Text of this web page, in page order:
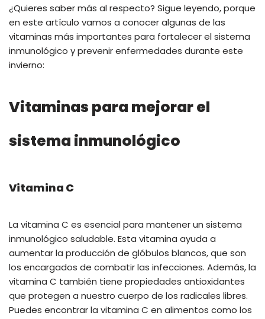
¿Quieres saber más al respecto? Sigue leyendo, porque
en este artículo vamos a conocer algunas de las
vitaminas más importantes para fortalecer el sistema
inmunológico y prevenir enfermedades durante este
invierno:
Vitaminas para mejorar el
sistema inmunológico
Vitamina C
La vitamina C es esencial para mantener un sistema
inmunológico saludable. Esta vitamina ayuda a
aumentar la producción de glóbulos blancos, que son
los encargados de combatir las infecciones. Además, la
vitamina C también tiene propiedades antioxidantes
que protegen a nuestro cuerpo de los radicales libres.
Puedes encontrar la vitamina C en alimentos como los